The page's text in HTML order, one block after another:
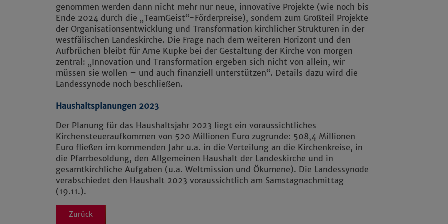
genommen werden dann nicht mehr nur neue, innovative Projekte (wie noch bis
Ende 2024 durch die „TeamGeist“-Förderpreise), sondern zum Großteil Projekte
der Organisationsentwicklung und Transformation kirchlicher Strukturen in der
westfälischen Landeskirche. Die Frage nach dem weiteren Horizont und den
Aufbrüchen bleibt für Arne Kupke bei der Gestaltung der Kirche von morgen
zentral: „Innovation und Transformation ergeben sich nicht von allein, wir
müssen sie wollen – und auch finanziell unterstützen“. Details dazu wird die
Landessynode noch beschließen.
Haushaltsplanungen 2023
Der Planung für das Haushaltsjahr 2023 liegt ein voraussichtliches
Kirchensteueraufkommen von 520 Millionen Euro zugrunde: 508,4 Millionen
Euro fließen im kommenden Jahr u.a. in die Verteilung an die Kirchenkreise, in
die Pfarrbesoldung, den Allgemeinen Haushalt der Landeskirche und in
gesamtkirchliche Aufgaben (u.a. Weltmission und Ökumene). Die Landessynode
verabschiedet den Haushalt 2023 voraussichtlich am Samstagnachmittag
(19.11.).
Zurück